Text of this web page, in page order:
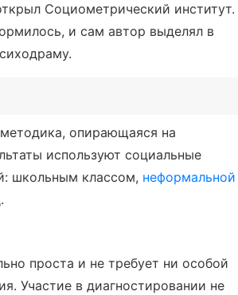
Социометрический институт.
и сам автор выделял в
опирающаяся на
используют социальные
школьным классом, неформальной
проста и не требует ни особой
Участие в диагностировании не